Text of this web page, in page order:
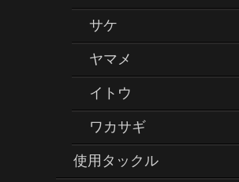
サケ
ヤマメ
イトウ
ワカサギ
使用タックル